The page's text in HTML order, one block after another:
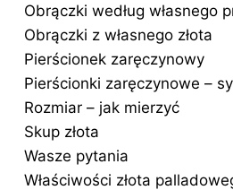
Obrączki według własnego
Obrączki z własnego złota
Pierścionek zaręczynowy
Pierścionki zaręczynowe –
Rozmiar – jak mierzyć
Skup złota
Wasze pytania
Właściwości złota